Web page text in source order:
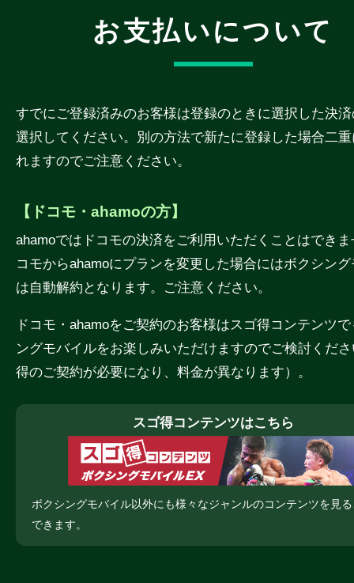
お支払いについて
すでにご登録済みのお客様は登録のときに選択した決
選択してください。別の方法で新たに登録した場合二
れますのでご注意ください。
【ドコモ・ahamoの方】
ahamoではドコモの決済をご利用いただくことはでき
コモからahamoにプランを変更した場合にはボクシン
は自動解約となります。ご注意ください。
ドコモ・ahamoをご契約のお客様はスゴ得コンテンツ
ングモバイルをお楽しみいただけますのでご検討くだ
得のご契約が必要になり、料金が異なります）。
スゴ得コンテンツはこちら
ボクシングモバイル以外にも様々なジャンルのコンテンツを見
できます。